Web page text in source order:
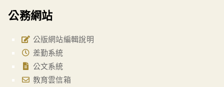
公務網站
公版網站編輯說明
差勤系統
公文系統
教育雲信箱